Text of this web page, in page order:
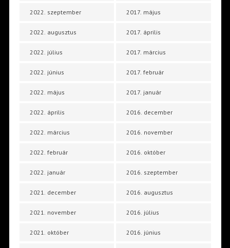
2022. szeptember
2022. augusztus
2022. július
2022. június
2022. május
2022. április
2022. március
2022. február
2022. január
2021. december
2021. november
2021. október
2017. május
2017. április
2017. március
2017. február
2017. január
2016. december
2016. november
2016. október
2016. szeptember
2016. augusztus
2016. július
2016. június